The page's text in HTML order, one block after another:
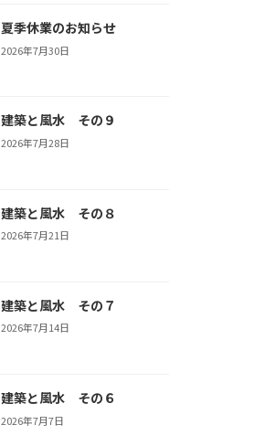
夏季休業のお知らせ
2026年7月30日
建築と風水 その９
2026年7月28日
建築と風水 その８
2026年7月21日
建築と風水 その７
2026年7月14日
建築と風水 その６
2026年7月7日